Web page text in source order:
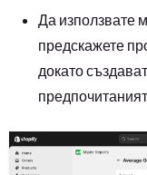
Да използвате
предскажете
докато